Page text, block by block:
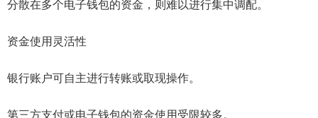
分散在多个电子钱包的资金，则难以进行集中调配。
资金使用灵活性
银行账户可自主进行转账或取现操作。
第三方支付或电子钱包的资金使用受限较多。